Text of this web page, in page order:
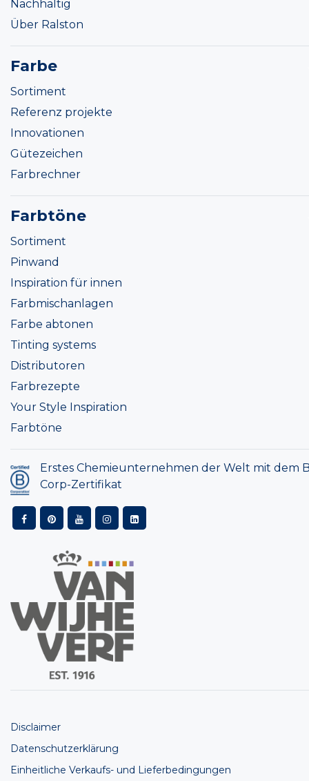
Nachhaltig
Über Ralston
Farbe
Sortiment
Referenz projekte
Innovationen
Gütezeichen
Farbrechner
Farbtöne
Sortiment
Pinwand
Inspiration für innen
Farbmischanlagen
Farbe abtonen
Tinting systems
Distributoren
Farbrezepte
Your Style Inspiration
Farbtöne
Erstes Chemieunternehmen der Welt mit dem
Corp-Zertifikat
Disclaimer
Datenschutzerklärung
Einheitliche Verkaufs- und Lieferbedingungen